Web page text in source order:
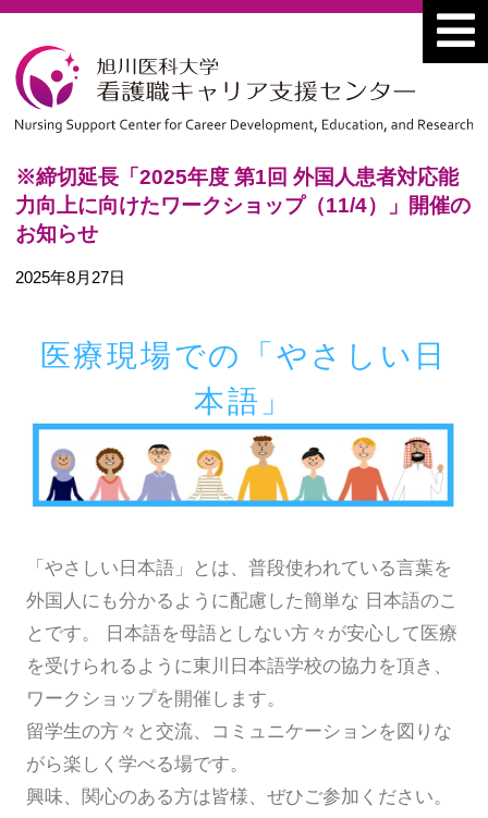
※締切延長「2025年度 第1回 外国人患者対応能
力向上に向けたワークショップ（11/4）」開催の
お知らせ
2025年8月27日
医療現場での「やさしい日
本語」
「やさしい日本語」とは、普段使われている言葉を
外国人にも分かるように配慮した簡単な 日本語のこ
とです。 日本語を母語としない方々が安心して医療
を受けられるように東川日本語学校の協力を頂き、
ワークショップを開催します。
留学生の方々と交流、コミュニケーションを図りな
がら楽しく学べる場です。
興味、関心のある方は皆様、ぜひご参加ください。